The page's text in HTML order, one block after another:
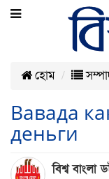
হোম
Вавада
деньги
বিশ্ব বাংলা